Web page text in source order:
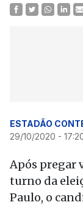
ESTADÃO
29/10/2020 -
Após pregar
turno da
Paulo, o